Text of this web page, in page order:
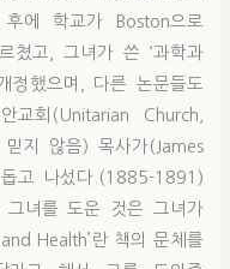
에 학교가 Boston으로
쳤고, 그녀가 쓴 ‘과학과
정했으며, 다른 논문들도
교회(Unitarian Church,
지 않음) 목사가(James
고 나섰다.(1885-1891)
그녀를 도운 것은 그녀가
Health’란 책의 문체를